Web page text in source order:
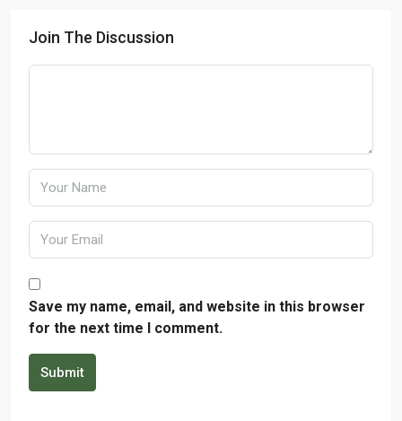
Join The Discussion
Save my name, email, and website in this browser
for the next time I comment.
Submit